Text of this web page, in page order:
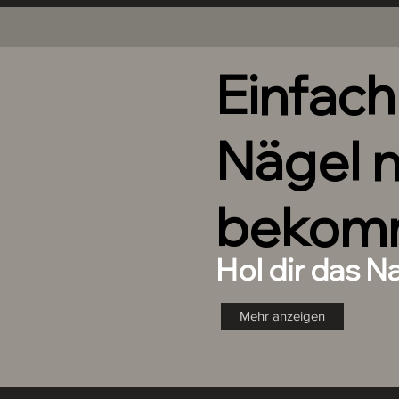
10 Handdesignte Nails in
1 XOXO JOE Nagelkleber
Naturnagel.
1 XOXO JOE Feile um
und an deinen Naturnagel
1 XOXO JOE
1 XOXO JOE Mini Buffer
1 Anleitung
Nägel
Hol dir das
Mehr anzeigen